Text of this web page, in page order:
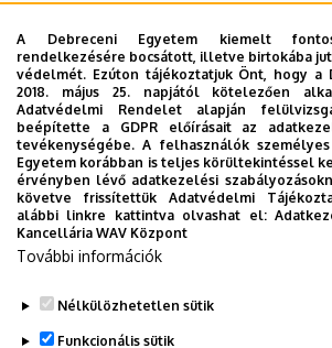
motivációs levél
középiskolai
másolata
érettségi bizonyítvány
nyelvvizsga bizonyítvány
OKJ-s bizonyítvány másolata
Legutóbbi frissítés: 2026. 02. 24. 13:18
A Debreceni Egyetem kiemelt
rendelkezésére bocsátott, illetve birtokába
védelmét. Ezúton tájékoztatjuk Önt, hogy a
2018. május 25. napjától kötelezően
Adatvédelmi Rendelet alapján
beépítette a GDPR előírásait az
tevékenységébe. A felhasználók
Egyetem korábban is teljes körültekintéssel
érvényben lévő adatkezelési
követve frissítettük Adatvédelmi
alábbi linkre kattintva olvashat el:
Kancellária WAV Központ
További információk
Nélkülözhetetlen sütik
Funkcionális sütik